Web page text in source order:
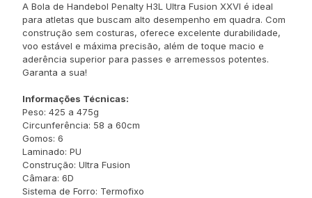
A Bola de Handebol Penalty H3L Ultra Fusion XXVI é ideal
para atletas que buscam alto desempenho em quadra. Com
construção sem costuras, oferece excelente durabilidade,
voo estável e máxima precisão, além de toque macio e
aderência superior para passes e arremessos potentes.
Garanta a sua!
Informações Técnicas:
Peso: 425 a 475g
Circunferência: 58 a 60cm
Gomos: 6
Laminado: PU
Construção: Ultra Fusion
Câmara: 6D
Sistema de Forro: Termofixo